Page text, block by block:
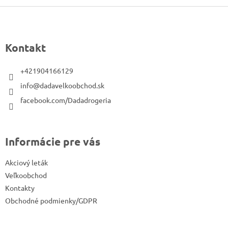
p
äKontakt
+421904166129
info@dadavelkoobchod.sk
facebook.com/Dadadrogeria
Informácie pre vás
Akciový leták
Veľkoobchod
Kontakty
Obchodné podmienky/GDPR